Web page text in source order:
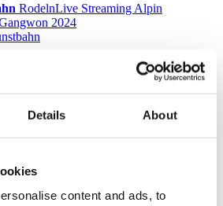
Details About
content and ads, to
RodelnLive Streaming Alpin
2024
für Presse- und Medienvertreter. Sie
und Informationen zu